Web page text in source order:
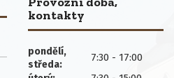
kontakty
pondělí,
středa:
7:30 - 17:00